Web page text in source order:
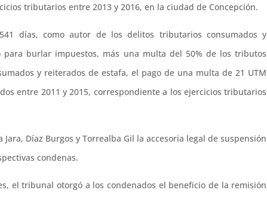
tributarios entre 2013 y 2016, en la ciudad de Concepción.
días, como autor de los delitos tributarios consumados y
burlar impuestos, más una multa del 50% de los tributos
y reiterados de estafa, el pago de una multa de 21 UTM
entre 2011 y 2015, correspondiente a los ejercicios tributarios
Díaz Burgos y Torrealba Gil la accesoria legal de suspensión
condenas.
el tribunal otorgó a los condenados el beneficio de la remisión